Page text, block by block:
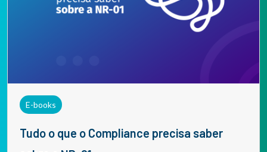
E-books
Tudo o que o Compliance precisa saber